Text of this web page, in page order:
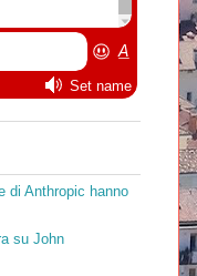
di Anthropic hanno
su John